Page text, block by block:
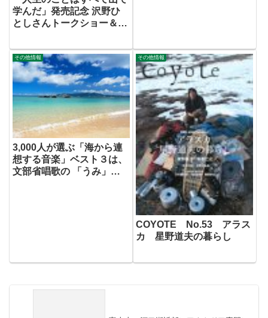
学んだ」発売記念 沢野ひ
としさんトークショー＆サ
その他情報
3,000人が選ぶ「海から連
想する音楽」ベスト３は、
文部省唱歌の 「うみ」、
その他情報
COYOTE No.53 アラス
カ 星野道夫の暮らし